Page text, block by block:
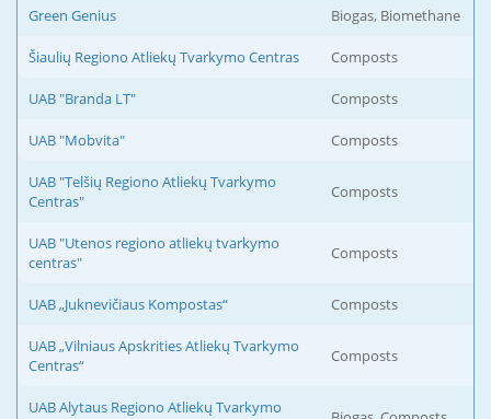
Green Genius Biogas, Biomethane
Šiaulių Regiono Atliekų Tvarkymo Centras Composts
UAB "Branda LT" Composts
UAB "Mobvita" Composts
UAB "Telšių Regiono Atliekų Tvarkymo
Centras"
Composts
UAB "Utenos regiono atliekų tvarkymo
centras"
Composts
UAB „Juknevičiaus Kompostas“ Composts
UAB „Vilniaus Apskrities Atliekų Tvarkymo
Centras“
Composts
UAB Alytaus Regiono Atliekų Tvarkymo